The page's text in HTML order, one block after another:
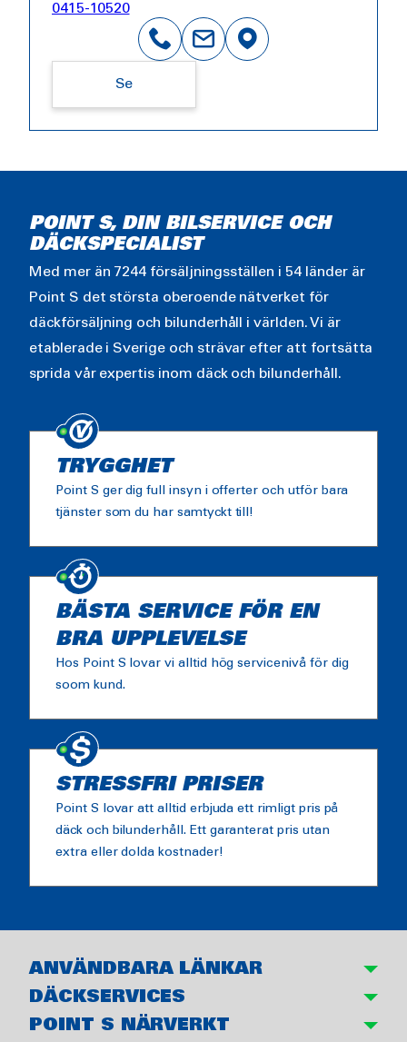
0415-10520
Se
POINT S, DIN BILSERVICE OCH
DÄCKSPECIALIST
Med mer än 7244 försäljningsställen i 54 länder är
Point S det största oberoende nätverket för
däckförsäljning och bilunderhåll i världen. Vi är
etablerade i Sverige och strävar efter att fortsätta
sprida vår expertis inom däck och bilunderhåll.
TRYGGHET
Point S ger dig full insyn i offerter och utför bara
tjänster som du har samtyckt till!
BÄSTA SERVICE FÖR EN
BRA UPPLEVELSE
Hos Point S lovar vi alltid hög servicenivå för dig
soom kund.
STRESSFRI PRISER
Point S lovar att alltid erbjuda ett rimligt pris på
däck och bilunderhåll. Ett garanterat pris utan
extra eller dolda kostnader!
ANVÄNDBARA LÄNKAR
DÄCKSERVICES
POINT S NÄRVERKT